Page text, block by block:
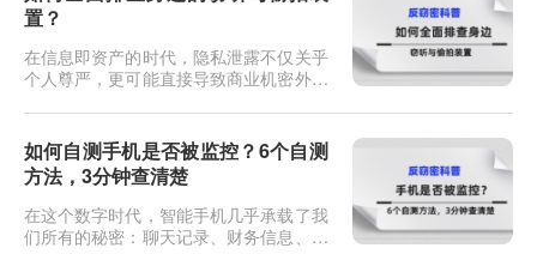
形的电磁波，如果不加防范，极易成为泄
密的隐形内鬼。这种通过截获和分析设备
电磁辐射来还原信息的窃密技术，在信息
安全领域被称为TEMPEST（瞬态...
置？
在信息即资产的时代，隐私泄露不仅关乎
个人尊严，更可能直接导致商业机密外泄
已不是电影里那种粗笨的“纽扣式”发报
机，它们可能伪装成日常的插座、充电
头、烟雾报警器，甚至是一根普通的电源
线。当你直觉不对劲，或者即将进行一场
机密会谈时，如何像专业反间谍人员一
样，揪出那些潜伏在暗处的耳朵和眼
如何自测手机是否被监控？6个自测
方法，3分钟查清楚
在这个数字时代，智能手机几乎承载了我
们所有的秘密：聊天记录、财务信息、行